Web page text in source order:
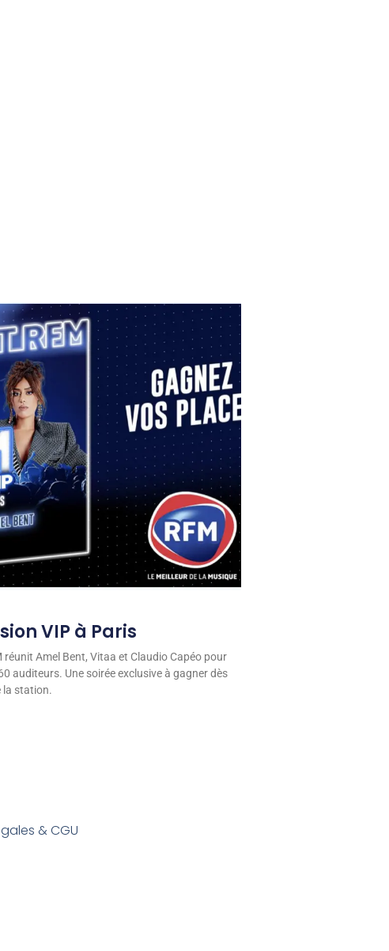
VIP à Paris
réunit Amel Bent, Vitaa et Claudio Capéo pour
auditeurs. Une soirée exclusive à gagner dès
la station.
& CGU